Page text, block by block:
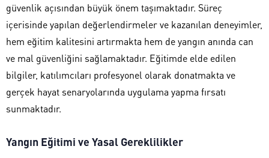
güvenlik açısından büyük önem taşımaktadır. Süreç
içerisinde yapılan değerlendirmeler ve kazanılan deneyimler,
hem eğitim kalitesini artırmakta hem de yangın anında can
ve mal güvenliğini sağlamaktadır. Eğitimde elde edilen
bilgiler, katılımcıları profesyonel olarak donatmakta ve
gerçek hayat senaryolarında uygulama yapma fırsatı
sunmaktadır.
Yangın Eğitimi ve Yasal Gereklilikler